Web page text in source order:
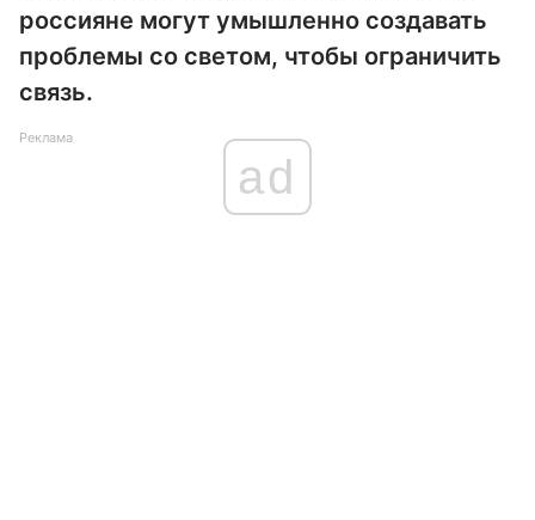
россияне могут умышленно создавать
проблемы со светом, чтобы ограничить
связь.
Реклама
ad